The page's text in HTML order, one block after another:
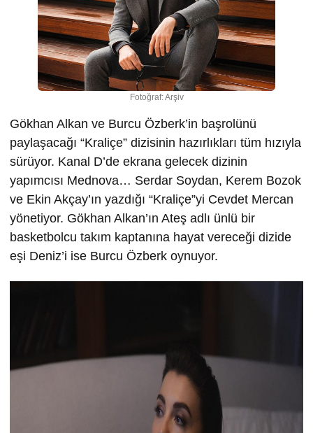
Fotoğraf: Arşiv
Gökhan Alkan ve Burcu Özberk’in başrolünü
paylaşacağı “Kraliçe” dizisinin hazırlıkları tüm hızıyla
sürüyor. Kanal D’de ekrana gelecek dizinin
yapımcısı Mednova… Serdar Soydan, Kerem Bozok
ve Ekin Akçay’ın yazdığı “Kraliçe”yi Cevdet Mercan
yönetiyor. Gökhan Alkan’ın Ateş adlı ünlü bir
basketbolcu takım kaptanına hayat vereceği dizide
eşi Deniz’i ise Burcu Özberk oynuyor.